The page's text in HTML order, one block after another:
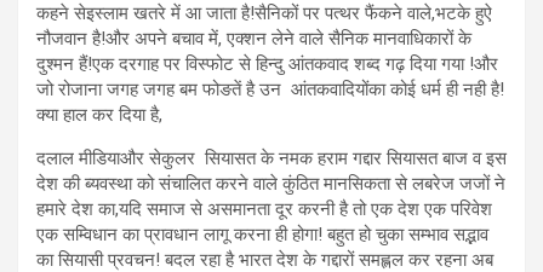
कहने सेइस्लाम खतरे में आ जाता है!सैनिकों पर पत्थर फैंकने वाले,भटके हुऐ
नौजवान है!और अपने बचाव में, एक्शन लेने वाले सैनिक मानवाधिकारों के
दुश्मन हैं!एक दरगाह पर विस्फोट से हिन्दु आंतकवाद शब्द गढ़ दिया गया !और
जो रोजाना जगह जगह बम फोङतें है उन आंतकवादियोंका कोई धर्म ही नही है!
क्या हाल कर दिया है,
दलाल मीडियाऔर सेकुलर सियासत के नमक हराम गद्दार सियासत बाज व इस
देश की ब्यवस्था को संचालित करने वाले कुंठित मानसिकता से लबरेज जजों ने
हमारे देश का,यदि समाज से असमानता दूर करनी है तो एक देश एक परिवेश
एक सम्विधान का प्रावधान लागू करना ही होगा! बहुत हो चुका सम्भाव सद्भाव
का सियासी प्रवचन! बदल रहा है भारत देश के गद्दारों समह्लल कर रहना अब